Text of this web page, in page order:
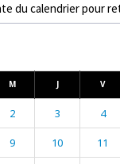
du calendrier pour
M J V
2 3 4
9 10 11